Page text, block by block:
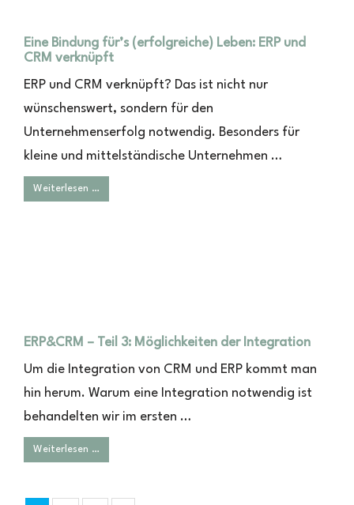
Eine Bindung für’s (erfolgreiche) Leben: ERP und
CRM verknüpft
ERP und CRM verknüpft? Das ist nicht nur
wünschenswert, sondern für den
Unternehmenserfolg notwendig. Besonders für
kleine und mittelständische Unternehmen …
Weiterlesen …
ERP&CRM – Teil 3: Möglichkeiten der Integration
Um die Integration von CRM und ERP kommt man
hin herum. Warum eine Integration notwendig ist
behandelten wir im ersten …
Weiterlesen …